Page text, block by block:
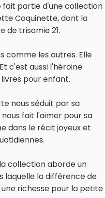
fait partie d'une collection
Coquinette, dont la
de trisomie 21.
comme les autres. Elle
c'est aussi l'héroine
pour enfant.
nous séduit par sa
fait l'aimer pour sa
dans le récit joyeux et
collection aborde un
laquelle la différence de
richesse pour la petite